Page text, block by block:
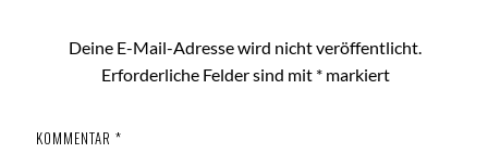
Deine E-Mail-Adresse wird nicht veröffentlicht.
Erforderliche Felder sind mit *markiert
KOMMENTAR *